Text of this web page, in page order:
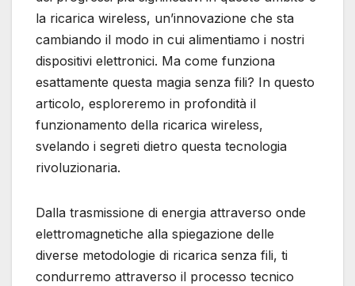
la ricarica wireless, un’innovazione che sta
cambiando il modo in cui alimentiamo i nostri
dispositivi elettronici. Ma come funziona
esattamente questa magia senza fili? In questo
articolo, esploreremo in profondità il
funzionamento della ricarica wireless,
svelando i segreti dietro questa tecnologia
rivoluzionaria.
Dalla trasmissione di energia attraverso onde
elettromagnetiche alla spiegazione delle
diverse metodologie di ricarica senza fili, ti
condurremo attraverso il processo tecnico